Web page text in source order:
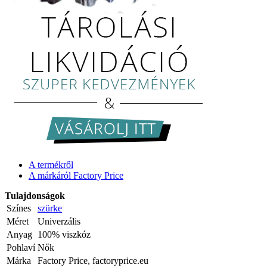
A termékről
A márkáról Factory Price
Tulajdonságok
Színes
szürke
Méret
Univerzális
Anyag 100% viszkóz
Pohlaví Nők
Márka
Factory Price, factoryprice.eu